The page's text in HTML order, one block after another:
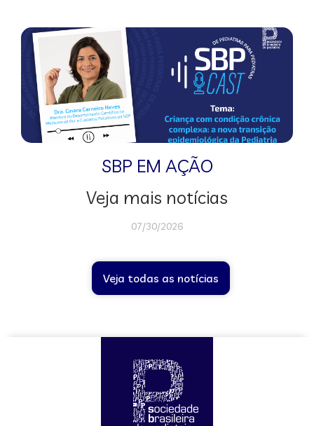
SBP EM AÇÃO
Veja mais notícias
07/30/2026
Veja todas as notícias